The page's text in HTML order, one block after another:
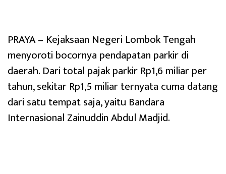
PRAYA – Kejaksaan Negeri Lombok Tengah
menyoroti bocornya pendapatan parkir di
daerah. Dari total pajak parkir Rp1,6 miliar per
tahun, sekitar Rp1,5 miliar ternyata cuma datang
dari satu tempat saja, yaitu Bandara
Internasional Zainuddin Abdul Madjid.